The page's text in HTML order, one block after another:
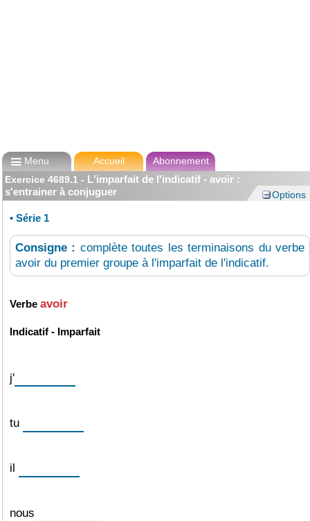
Menu Accueil
Abonnement
Exercice 4689.1 - L'imparfait de l'indicatif - avoir :
s'entrainer à conjuguer
Options
• Série 1
Consigne : complète toutes les terminaisons du verbe
avoir du premier groupe à l'imparfait de l'indicatif.
Verbe avoir
Indicatif - Imparfait
j'
tu
il
nous